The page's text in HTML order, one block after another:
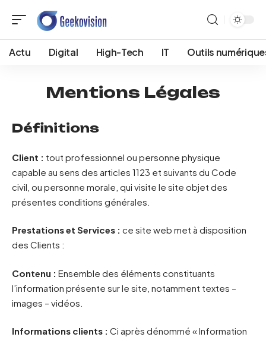
Actu Digital High-Tech IT Outils
Mentions Légales
Définitions
Client : tout professionnel ou personne physique
capable au sens des articles 1123 et suivants du Code
civil, ou personne morale, qui visite le site objet des
présentes conditions générales.
Prestations et Services : ce site web met à disposition
des Clients :
Contenu : Ensemble des éléments constituants
l’information présente sur le site, notamment textes –
images – vidéos.
Informations clients : Ci après dénommé « Information